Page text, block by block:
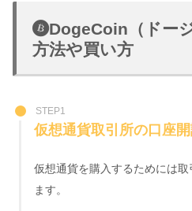
DogeCoin（ドー
方法や買い方
STEP1
仮想通貨取引所の口座
仮想通貨を購入するためには
ます。